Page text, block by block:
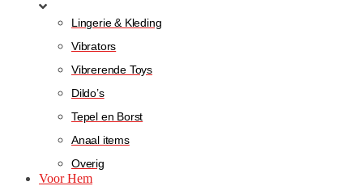
Lingerie & Kleding
Vibrators
Vibrerende Toys
Dildo’s
Tepel en Borst
Anaal items
Overig
Voor Hem